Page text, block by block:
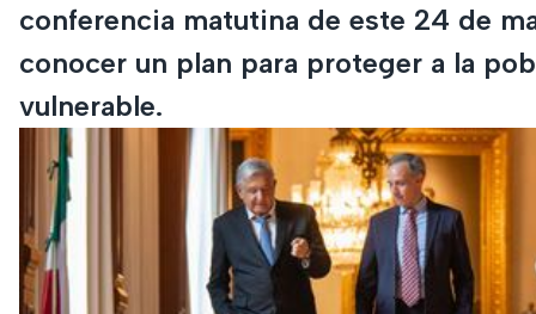
conferencia matutina de este 24 de
conocer un plan para proteger a la
vulnerable.